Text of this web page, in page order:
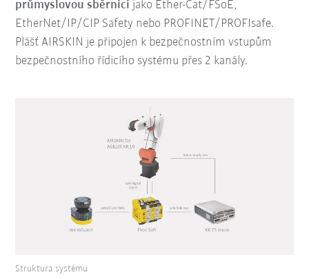
průmyslovou sběrnici jako Ether-Cat/FSoE,
EtherNet/IP/CIP Safety nebo PROFINET/PROFIsafe.
Plášť AIRSKIN je připojen k bezpečnostním vstupům
bezpečnostního řídicího systému přes 2 kanály.
Struktura systému